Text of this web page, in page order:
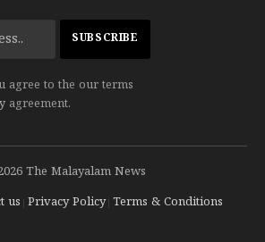
agree to the our terms
agreement.
The Malayalam News
us Privacy Policy Terms & Conditions